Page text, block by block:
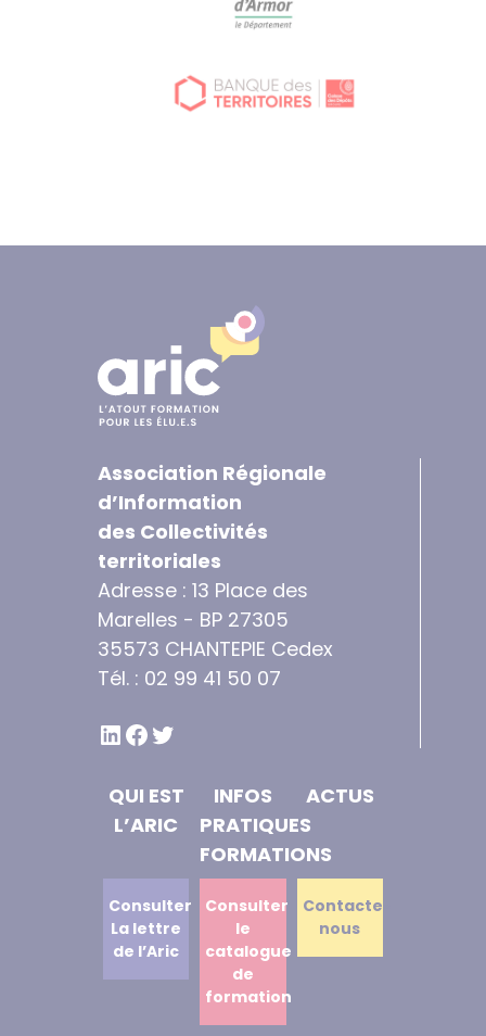
Association Régionale
d’Information
des Collectivités
territoriales
Adresse : 13 Place des
Marelles - BP 27305
35573 CHANTEPIE Cedex
Tél. : 02 99 41 50 07
LINKEDIN
FACEBOOK
TWITTER
QUI EST
L’ARIC
INFOS
PRATIQUES
FORMATIONS
ACTUS
Consulter
La lettre
de l’Aric
Consulter
le
catalogue
de
formation
Contactez
nous